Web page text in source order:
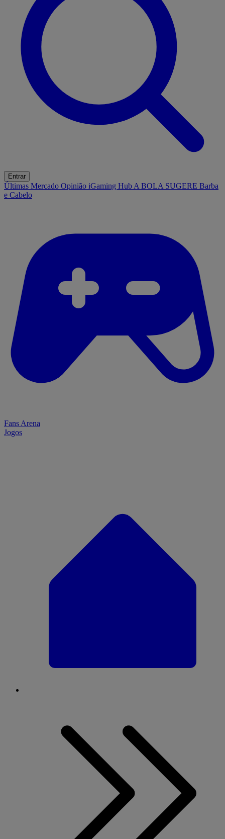
Entrar
Últimas Mercado Opinião iGaming Hub A BOLA SUGERE Barba
e Cabelo
Fans Arena
Jogos